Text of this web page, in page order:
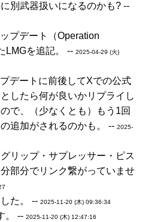
別武器扱いになるのかも? --
プデート（Operation
LMGを追記。 -- 2025-04-29 (火)
デートに前後してXでの公式
したら何が良いかリプライし
で、（少なくとも）もう1回
追加がされるのかも。 -- 2025-
リップ・サプレッサー・ピス
部分でリンク繋がっていませ
た。 -- 2025-11-20 (木) 09:36:34
。 -- 2025-11-20 (木) 12:47:16